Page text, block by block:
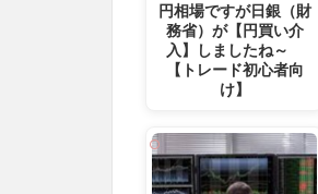
円相場ですが日銀（財
務省）が【円買い介
入】しましたね～
【トレード初心者向
け】